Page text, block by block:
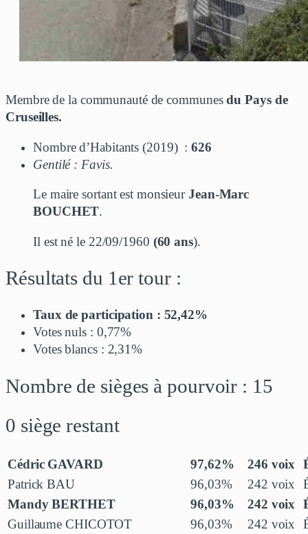
Membre de la communauté de communesdu Pays de
Cruseilles.
Nombre d’Habitants (2019) :626
Gentilé : Favis.
Le maire sortant est monsieurJean-Marc
BOUCHET.
Il est né le 22/09/1960 (60 ans).
Résultats du 1er tour :
Taux de participation : 52,42%
Votes nuls : 0,77%
Votes blancs : 2,31%
Nombre de sièges à pourvoir : 15
0 siège restant
Cédric GAVARD 97,62% 246 voix
Patrick BAU
96,03% 242 voix
Mandy BERTHET
96,03% 242 voix
Guillaume CHICOTOT
96,03% 242 voix